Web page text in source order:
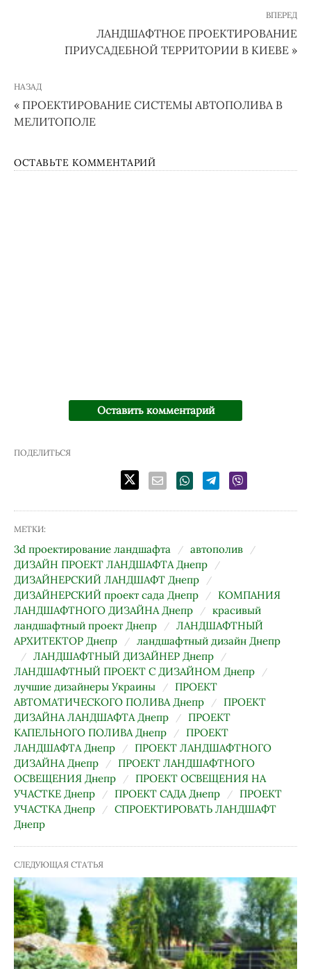
ВПЕРЕД
ЛАНДШАФТНОЕ ПРОЕКТИРОВАНИЕ
ПРИУСАДЕБНОЙ ТЕРРИТОРИИ В КИЕВЕ »
НАЗАД
« ПРОЕКТИРОВАНИЕ СИСТЕМЫ АВТОПОЛИВА В
МЕЛИТОПОЛЕ
ОСТАВЬТЕ КОММЕНТАРИЙ
Оставить комментарий
ПОДЕЛИТЬСЯ
МЕТКИ:
3d проектирование ландшафта
автополив
ДИЗАЙН ПРОЕКТ ЛАНДШАФТА Днепр
ДИЗАЙНЕРСКИЙ ЛАНДШАФТ Днепр
ДИЗАЙНЕРСКИЙ проект сада Днепр
КОМПАНИЯ
ЛАНДШАФТНОГО ДИЗАЙНА Днепр
красивый
ландшафтный проект Днепр
ЛАНДШАФТНЫЙ
АРХИТЕКТОР Днепр
ландшафтный дизайн Днепр
ЛАНДШАФТНЫЙ ДИЗАЙНЕР Днепр
ЛАНДШАФТНЫЙ ПРОЕКТ С ДИЗАЙНОМ Днепр
лучшие дизайнеры Украины
ПРОЕКТ
АВТОМАТИЧЕСКОГО ПОЛИВА Днепр
ПРОЕКТ
ДИЗАЙНА ЛАНДШАФТА Днепр
ПРОЕКТ
КАПЕЛЬНОГО ПОЛИВА Днепр
ПРОЕКТ
ЛАНДШАФТА Днепр
ПРОЕКТ ЛАНДШАФТНОГО
ДИЗАЙНА Днепр
ПРОЕКТ ЛАНДШАФТНОГО
ОСВЕЩЕНИЯ Днепр
ПРОЕКТ ОСВЕЩЕНИЯ НА
УЧАСТКЕ Днепр
ПРОЕКТ САДА Днепр
ПРОЕКТ
УЧАСТКА Днепр
СПРОЕКТИРОВАТЬ ЛАНДШАФТ
Днепр
СЛЕДУЮЩАЯ СТАТЬЯ